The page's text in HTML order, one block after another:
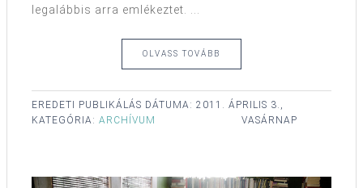
legalábbis arra emlékeztet. ...
OLVASS TOVÁBB
EREDETI PUBLIKÁLÁS DÁTUMA: 2011. ÁPRILIS 3.,
VASÁRNAP
KATEGÓRIA: ARCHÍVUM